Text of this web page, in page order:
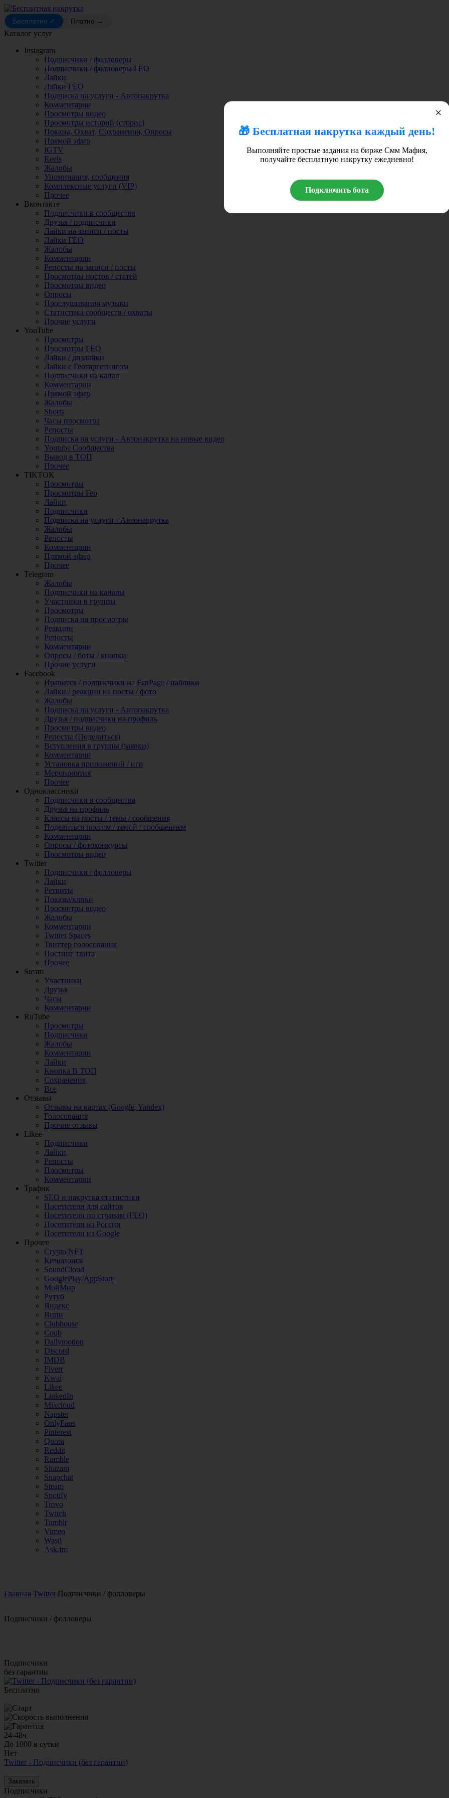
Бесплатно ✓ Платно →
Каталог услуг
Instagram
Подписчики / фолловеры
Подписчики / фолловеры ГЕО
Лайки
Лайки ГЕО
Подписка на услуги - Автонакрутка
Комментарии
Просмотры видео
Просмотры историй (сторис)
Показы, Охват, Сохранения, Опросы
Прямой эфир
IGTV
Reels
Жалобы
Упоминания, сообщения
Комплексные услуги (VIP)
Прочее
Вконтакте
Подписчики в сообщества
Друзья / подписчики
Лайки на записи / посты
Лайки ГЕО
Жалобы
Комментарии
Репосты на записи / посты
Просмотры постов / статей
Просмотры видео
Опросы
Прослушивания музыки
Статистика сообществ / охваты
Прочие услуги
YouTube
Просмотры
Просмотры ГЕО
Лайки / дизлайки
Лайки с Геотаргетингом
Подписчики на канал
Комментарии
Прямой эфир
Жалобы
Shorts
Часы просмотра
Репосты
Подписка на услуги - Автонакрутка на новые видео
Youtube Сообщества
Вывод в ТОП
Прочее
TIKTOK
Просмотры
Просмотры Гео
Лайки
Подписчики
Подписка на услуги - Автонакрутка
Жалобы
Репосты
Комментарии
Прямой эфир
Прочее
Telegram
Жалобы
Подписчики на каналы
Участники в группы
Просмотры
Подписка на просмотры
Реакции
Репосты
Комментарии
Опросы / боты / кнопки
Прочие услуги
Facebook
Нравится / подписчики на FanPage / паблики
Лайки / реакции на посты / фото
Жалобы
Подписка на услуги - Автонакрутка
Друзья / подписчики на профиль
Просмотры видео
Репосты (Поделиться)
Вступления в группы (заявки)
Комментарии
Установка приложений / игр
Мероприятия
Прочее
Одноклассники
Подписчики в сообщества
Друзья на профиль
Классы на посты / темы / сообщения
Поделиться постом / темой / сообщением
Комментарии
Опросы / фотоконкурсы
Просмотры видео
Twitter
Подписчики / фолловеры
Лайки
Ретвиты
Показы/клики
Просмотры видео
Жалобы
Комментарии
Twitter Spaces
Твиттер голосования
Постинг твита
Прочее
Steam
Участники
Друзья
Часы
Комментарии
RuTube
Просмотры
Подписчики
Жалобы
Комментарии
Лайки
Кнопка В ТОП
Сохранения
Все
Отзывы
Отзывы на картах (Google, Yandex)
Голосования
Прочие отзывы
Likee
Подписчики
Лайки
Репосты
Просмотры
Комментарии
Трафик
SEO и накрутка статистики
Посетители для сайтов
Посетители по странам (ГЕО)
Посетители из России
Посетители из Google
Прочее
Crypto/NFT
Кинопоиск
SoundCloud
GooglePlay/AppStore
МойМир
Рутуб
Яндекс
Яппи
Clubhouse
Coub
Dailymotion
Discord
IMDB
Fiverr
Kwai
Likee
LinkedIn
Mixcloud
Napster
OnlyFans
Pinterest
Quora
Reddit
Rumble
Shazam
Snapchat
Steam
Spotify
Trovo
Twitch
Tumblr
Vimeo
Wasd
Ask.fm
Главная Twitter Подписчики / фолловеры
Подписчики / фолловеры
Подписчики
без гарантии
Бесплатно
24-48ч
До 1000 в сутки
Нет
Twitter - Подписчики (без гарантии)
Заказать
Подписчики
×
🎁 Бесплатная накрутка каждый день!
Выполняйте простые задания на бирже Смм Мафия,
получайте бесплатную накрутку ежедневно!
Подключить бота